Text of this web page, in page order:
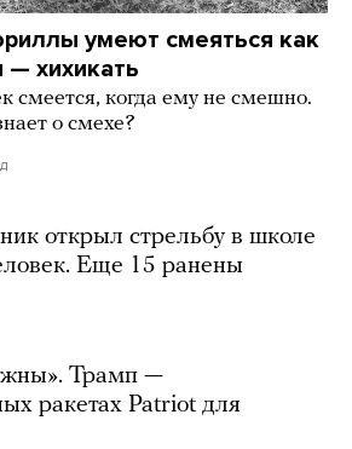
умеют смеяться как
хихикать
смеется, когда ему не смешно.
о смехе?
открыл стрельбу в школе
Еще 15 ранены
Трамп —
ракетах Patriot для